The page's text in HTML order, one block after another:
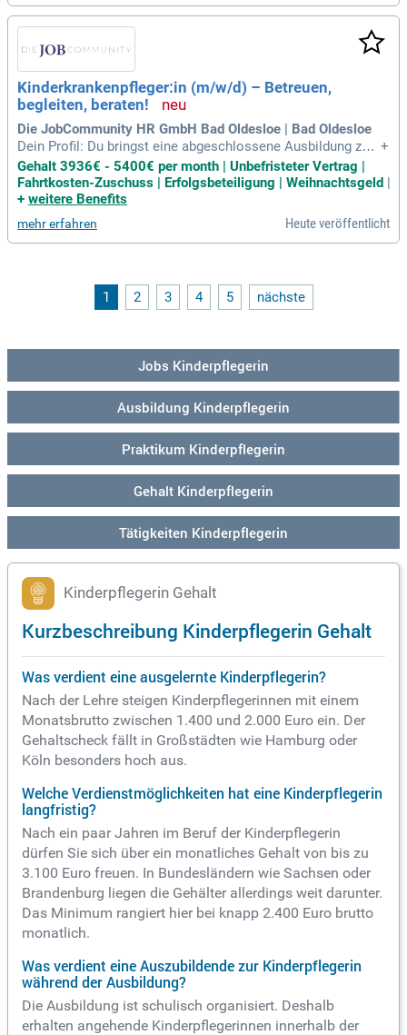
Kinderkrankenpfleger:in (m/w/d) – Betreuen,
begleiten, beraten!
Die JobCommunity HR GmbH Bad Oldesloe | Bad Oldesloe
Dein Profil: Du bringst eine abgeschlossene Ausbildung zu
m/zur Kinderkrankenpfleger:in mit; Du zeigst fachliche Kom
petenz im Arbeitsalltag, besitzt eine selbstständige und org
anisierte Arbeitsweise und kannst kooperativ im Team zusa
+
Gehalt 3936€ - 5400€ per month | Unbefristeter Vertrag |
Fahrtkosten-Zuschuss | Erfolgsbeteiligung | Weihnachtsgeld |
+ weitere Benefits
mehr erfahren Heute veröffentlicht
1 2 3 4 5 nächste
Jobs Kinderpflegerin
Ausbildung Kinderpflegerin
Praktikum Kinderpflegerin
Gehalt Kinderpflegerin
Tätigkeiten Kinderpflegerin
Kinderpflegerin Gehalt
Kurzbeschreibung Kinderpflegerin Gehalt
Was verdient eine ausgelernte Kinderpflegerin?
Nach der Lehre steigen Kinderpflegerinnen mit einem
Monatsbrutto zwischen 1.400 und 2.000 Euro ein. Der
Gehaltscheck fällt in Großstädten wie Hamburg oder
Köln besonders hoch aus.
Welche Verdienstmöglichkeiten hat eine Kinderpflegerin
langfristig?
Nach ein paar Jahren im Beruf der Kinderpflegerin
dürfen Sie sich über ein monatliches Gehalt von bis zu
3.100 Euro freuen. In Bundesländern wie Sachsen oder
Brandenburg liegen die Gehälter allerdings weit darunter.
Das Minimum rangiert hier bei knapp 2.400 Euro brutto
monatlich.
Was verdient eine Auszubildende zur Kinderpflegerin
während der Ausbildung?
Die Ausbildung ist schulisch organisiert. Deshalb
erhalten angehende Kinderpflegerinnen innerhalb der